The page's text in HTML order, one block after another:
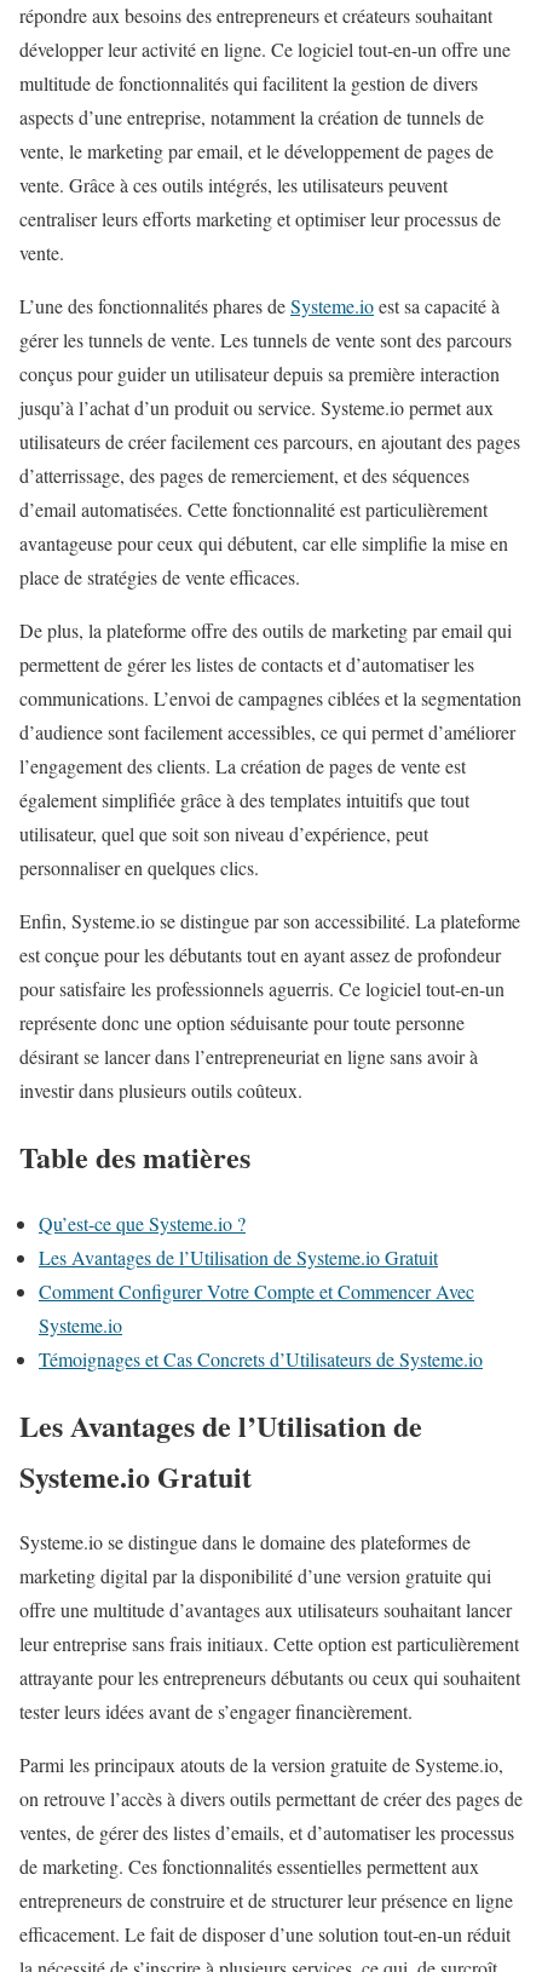
répondre aux besoins des entrepreneurs et créateurs souhaitant
développer leur activité en ligne. Ce logiciel tout-en-un offre une
multitude de fonctionnalités qui facilitent la gestion de divers
aspects d’une entreprise, notamment la création de tunnels de
vente, le marketing par email, et le développement de pages de
vente. Grâce à ces outils intégrés, les utilisateurs peuvent
centraliser leurs efforts marketing et optimiser leur processus de
vente.
L’une des fonctionnalités phares deSysteme.ioest sa capacité à
gérer les tunnels de vente. Les tunnels de vente sont des parcours
conçus pour guider un utilisateur depuis sa première interaction
jusqu’à l’achat d’un produit ou service. Systeme.io permet aux
utilisateurs de créer facilement ces parcours, en ajoutant des pages
d’atterrissage, des pages de remerciement, et des séquences
d’email automatisées. Cette fonctionnalité est particulièrement
avantageuse pour ceux qui débutent, car elle simplifie la mise en
place de stratégies de vente efficaces.
De plus, la plateforme offre des outils de marketing par email qui
permettent de gérer les listes de contacts et d’automatiser les
communications. L’envoi de campagnes ciblées et la segmentation
d’audience sont facilement accessibles, ce qui permet d’améliorer
l’engagement des clients. La création de pages de vente est
également simplifiée grâce à des templates intuitifs que tout
utilisateur, quel que soit son niveau d’expérience, peut
personnaliser en quelques clics.
Enfin, Systeme.io se distingue par son accessibilité. La plateforme
est conçue pour les débutants tout en ayant assez de profondeur
pour satisfaire les professionnels aguerris. Ce logiciel tout-en-un
représente donc une option séduisante pour toute personne
désirant se lancer dans l’entrepreneuriat en ligne sans avoir à
investir dans plusieurs outils coûteux.
Table des matières
Qu’est-ce que Systeme.io ?
Les Avantages de l’Utilisation de Systeme.io Gratuit
Comment Configurer Votre Compte et Commencer Avec
Systeme.io
Témoignages et Cas Concrets d’Utilisateurs de Systeme.io
Les Avantages de l’Utilisation de
Systeme.io Gratuit
Systeme.io se distingue dans le domaine des plateformes de
marketing digital par la disponibilité d’une version gratuite qui
offre une multitude d’avantages aux utilisateurs souhaitant lancer
leur entreprise sans frais initiaux. Cette option est particulièrement
attrayante pour les entrepreneurs débutants ou ceux qui souhaitent
tester leurs idées avant de s’engager financièrement.
Parmi les principaux atouts de la version gratuite de Systeme.io,
on retrouve l’accès à divers outils permettant de créer des pages de
ventes, de gérer des listes d’emails, et d’automatiser les processus
de marketing. Ces fonctionnalités essentielles permettent aux
entrepreneurs de construire et de structurer leur présence en ligne
efficacement. Le fait de disposer d’une solution tout-en-un réduit